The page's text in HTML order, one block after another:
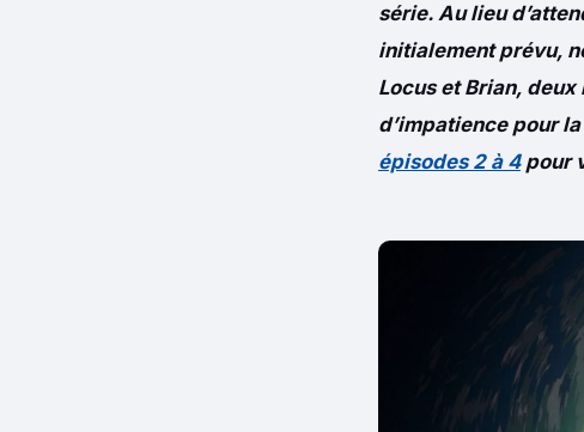
série. Au lieu
initialement prévu,
Locus et Brian,
d’impatience pour
épisodes 2 à 4pour